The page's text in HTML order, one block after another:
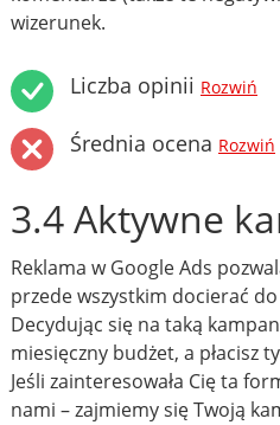
wizerunek.
Liczba opinii Rozwiń
Średnia ocena Rozwiń
3.4 Aktywne
Reklama w Google Ads
przede wszystkim docierać
Decydując się na taką
miesięczny budżet, a płacisz
Jeśli zainteresowała Cię ta
nami – zajmiemy się Twoją